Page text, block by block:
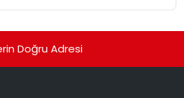
Doğru Adresi